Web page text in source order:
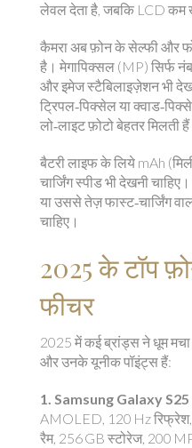
लेवल देता है, जबकि LCD कम
कैमरा अब फ़ोन के सेल्फी और
है। मेगापिक्सल (MP) सिर्फ
और इमेज स्टैबिलाइज़ेशन भी
ट्रिपल‑पिक्सेल या
लो‑लाइट फ़ोटो बेहतर मिलती
बैटरी लाइफ के लिये mAh
चार्जिंग स्पीड भी देखनी
या उससे तेज़ फास्ट‑चार्जिंग
चाहिए।
2025 के टॉप
फीचर
2025 में कई ब्रांड्स ने धूम
और उनके यूनीक पॉइंट्स हैं:
1. Samsung Galaxy
AMOLED, 120 Hz
रैम, 256 GB स्टोरेज, 200